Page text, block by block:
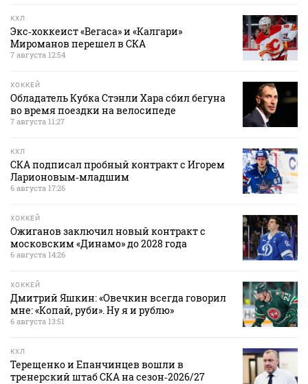
КХЛ
Экс‑хоккеист «Вегаса» и «Калгари»
Мироманов перешел в СКА
7 августа 12:54
ХОККЕЙ
Обладатель Кубка Стэнли Хара сбил бегуна
во время поездки на велосипеде
7 августа 11:27
КХЛ
СКА подписал пробный контракт с Игорем
Ларионовым‑младшим
6 августа 17:26
ХОККЕЙ
Ожиганов заключил новый контракт с
московским «Динамо» до 2028 года
6 августа 14:26
ХОККЕЙ
Дмитрий Яшкин: «Овечкин всегда говорил
мне: «Копай, руби». Ну я и рублю»
6 августа 13:51
КХЛ
Терещенко и Епанчинцев вошли в
тренерский штаб СКА на сезон‑2026/27